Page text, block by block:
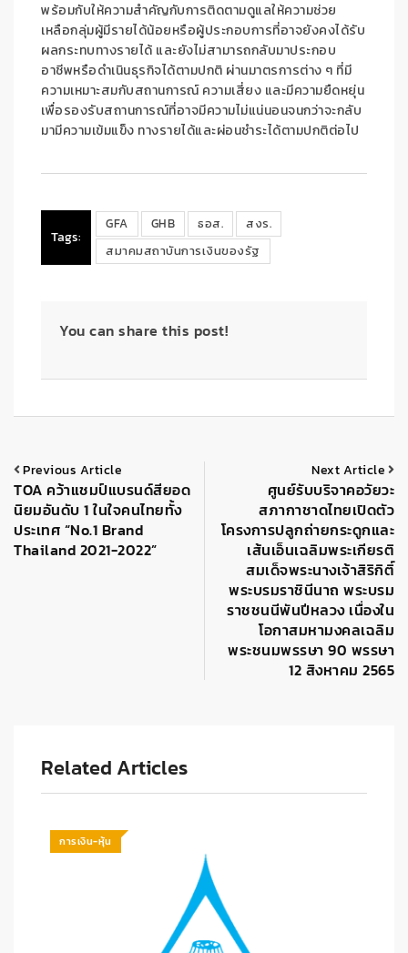
พร้อมกับให้ความสำคัญกับการติดตามดูแลให้ความช่วย
เหลือกลุ่มผู้มีรายได้น้อยหรือผู้ประกอบการที่อาจยังคงได้รับ
ผลกระทบทางรายได้ และยังไม่สามารถกลับมาประกอบ
อาชีพหรือดำเนินธุรกิจได้ตามปกติ ผ่านมาตรการต่าง ๆ ที่มี
ความเหมาะสมกับสถานการณ์ ความเสี่ยง และมีความยืดหยุ่น
เพื่อรองรับสถานการณ์ที่อาจมีความไม่แน่นอนจนกว่าจะกลับ
มามีความเข้มแข็ง ทางรายได้และผ่อนชำระได้ตามปกติต่อไป
Tags:
GFA GHB ธอส.
สงร.
สมาคมสถาบันการเงินของรัฐ
You can share this post!
Previous Article
TOA คว้าแชมป์แบรนด์สียอด
นิยมอันดับ 1 ในใจคนไทยทั้ง
ประเทศ “No.1 Brand
Thailand 2021-2022”
Next Article
ศูนย์รับบริจาคอวัยวะ
สภากาชาดไทยเปิดตัว
โครงการปลูกถ่ายกระดูกและ
เส้นเอ็นเฉลิมพระเกียรติ
สมเด็จพระนางเจ้าสิริกิติ์
พระบรมราชินีนาถ พระบรม
ราชชนนีพันปีหลวง เนื่องใน
โอกาสมหามงคลเฉลิม
พระชนมพรรษา 90 พรรษา
12 สิงหาคม 2565
Related Articles
การเงิน-หุ้น